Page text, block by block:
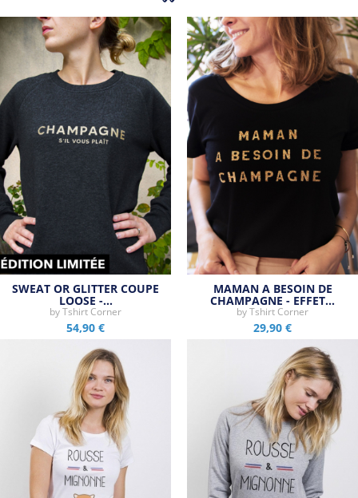
SWEAT OR GLITTER COUPE
LOOSE -…
byTshirt Corner
54,90 €
MAMAN A BESOIN DE
CHAMPAGNE - EFFET…
byTshirt Corner
29,90 €